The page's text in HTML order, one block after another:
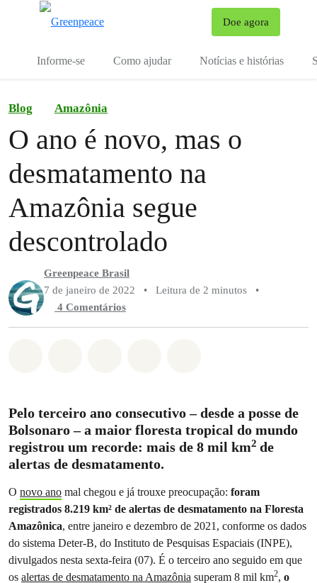
Doe agora
Informe-se Como ajudar Notícias e histórias
Blog Amazônia
O ano é novo, mas o
desmatamento na
Amazônia segue
descontrolado
Greenpeace Brasil
7 de janeiro de 2022
• Leitura de 2 minutos
•
4 Comentários
Pelo terceiro ano consecutivo – desde a posse de
Bolsonaro – a maior floresta tropical do mundo
registrou um recorde: mais de 8 mil km2 de
alertas de desmatamento.
O novo ano mal chegou e já trouxe preocupação: foram
registrados 8.219 km² de alertas de desmatamento na Floresta
Amazônica, entre janeiro e dezembro de 2021, conforme os dados
do sistema Deter-B, do Instituto de Pesquisas Espaciais (INPE),
divulgados nesta sexta-feira (07). É o terceiro ano seguido em que
os alertas de desmatamento na Amazônia superam 8 mil km2, o